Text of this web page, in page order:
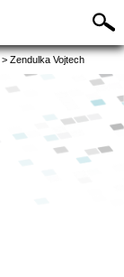
> Zendulka Vojtech